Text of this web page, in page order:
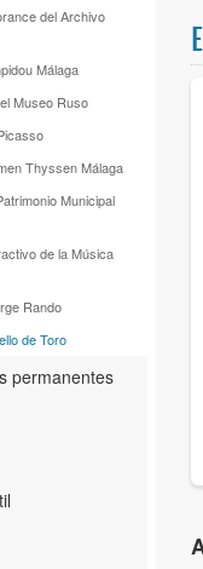
del Archivo
Málaga
Museo Ruso
Thyssen Málaga
Municipal
de la Música
Rando
de Toro
permanentes